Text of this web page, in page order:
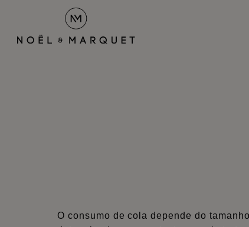
O consumo de cola depende do